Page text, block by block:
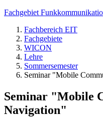
Fachgebiet
Fachbereich EIT
Fachgebiete
WICON
Lehre
Sommersemester
Seminar "Mobile
Seminar "Mobile
Navigation"